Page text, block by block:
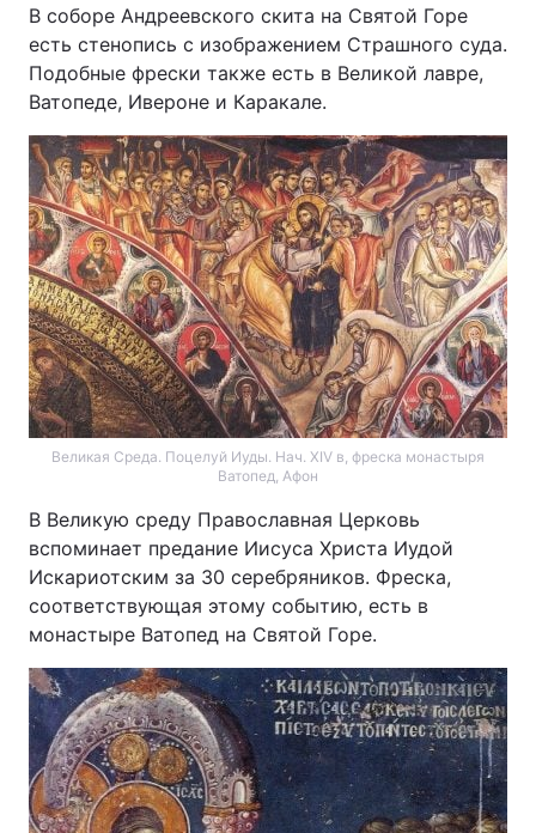
В соборе Андреевского скита на Святой Горе
есть стенопись с изображением Страшного суда.
Подобные фрески также есть в Великой лавре,
Ватопеде, Ивероне и Каракале.
Великая Cреда. Поцелуй Иуды. Нач. XIV в, фреска монастыря
Ватопед, Афон
В Великую среду Православная Церковь
вспоминает предание Иисуса Христа Иудой
Искариотским за 30 серебряников. Фреска,
соответствующая этому событию, есть в
монастыре Ватопед на Святой Горе.